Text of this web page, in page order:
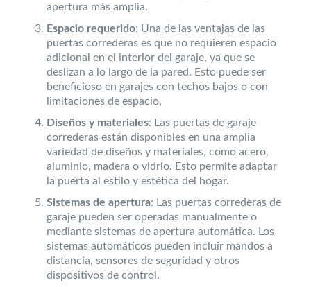
apertura más amplia.
Espacio requerido: Una de las ventajas de las
puertas correderas es que no requieren espacio
adicional en el interior del garaje, ya que se
deslizan a lo largo de la pared. Esto puede ser
beneficioso en garajes con techos bajos o con
limitaciones de espacio.
Diseños y materiales: Las puertas de garaje
correderas están disponibles en una amplia
variedad de diseños y materiales, como acero,
aluminio, madera o vidrio. Esto permite adaptar
la puerta al estilo y estética del hogar.
Sistemas de apertura: Las puertas correderas de
garaje pueden ser operadas manualmente o
mediante sistemas de apertura automática. Los
sistemas automáticos pueden incluir mandos a
distancia, sensores de seguridad y otros
dispositivos de control.